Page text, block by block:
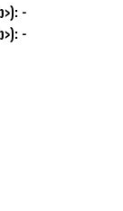
-
-